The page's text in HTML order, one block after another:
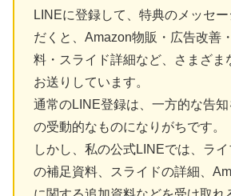
LINEに登録して、特典のメッセ
だくと、Amazon物販・広告改善
料・スライド詳細など、さまざま
お送りしています。
通常のLINE登録は、一方的な告
の受動的なものになりがちです。
しかし、私の公式LINEでは、ラ
の補足資料、スライドの詳細、